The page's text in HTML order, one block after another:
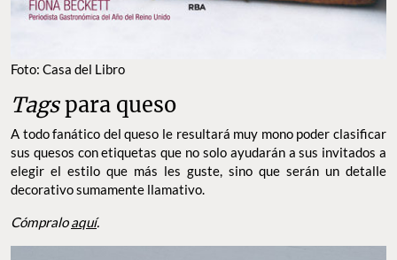
Foto: Casa del Libro
Tagspara queso
A todo fanático del queso le resultará muy mono poder clasificar
sus quesos con etiquetas que no solo ayudarán a sus invitados a
elegir el estilo que más les guste, sino que serán un detalle
decorativo sumamente llamativo.
Cómpraloaquí.